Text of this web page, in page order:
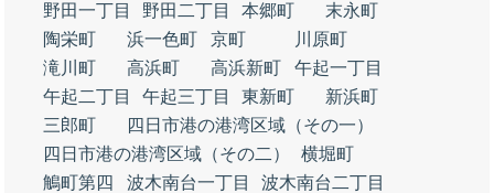
野田一丁目
野田二丁目 本郷町
末永町
陶栄町
浜一色町 京町
川原町
滝川町
高浜町 高浜新町
午起一丁目
午起二丁目
午起三丁目 東新町
新浜町
三郎町
四日市港の港湾区域（その一）
四日市港の港湾区域（その二）
横堀町
鵤町第四
波木南台一丁目
波木南台二丁目